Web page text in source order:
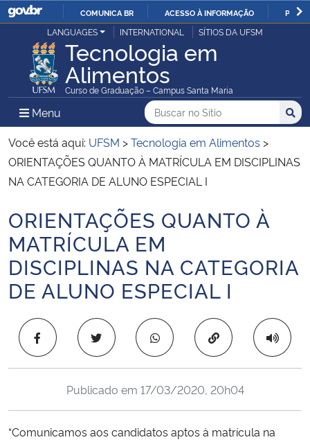
IR
PARA
O
CONTEÚDO
COMUNICA BR ACESSO À INFORMAÇÃO
Ministério da Justiça e Segurança Pública
Ministério da Defesa
Ministério das Relações Exteriores
Ministério da Economia
Ministério da Infraestrutura
Ministério da Agricultura, Pecuária e Abastecimento
Ministério da Educação
Ministério da Cidadania
Ministério da Saúde
Ministério de Minas e Energia
Ministério da Ciência, Tecnologia, Inovações e Comunicações
LANGUAGES INTERNATIONAL SÍTIOS DA UFSM
Tecnologia em
Alimentos
Curso de Graduação – Campus Santa Maria
Menu Menu Principal do Sítio
Busca
Buscar no no Sítio
Busca:
Você está aqui: UFSM >Tecnologia em Alimentos >
ORIENTAÇÕES QUANTO À MATRÍCULA EM DISCIPLINAS
NA CATEGORIA DE ALUNO ESPECIAL I
Início do conteúdo
ORIENTAÇÕES QUANTO À
MATRÍCULA EM
DISCIPLINAS NA CATEGORIA
DE ALUNO ESPECIAL I
Copiar para área
Publicado em 17/03/2020, 20h04
“Comunicamos aos candidatos aptos à matrícula na